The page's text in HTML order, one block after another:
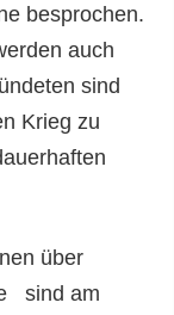
besprochen.
auch
sind
Krieg zu
über
sind am